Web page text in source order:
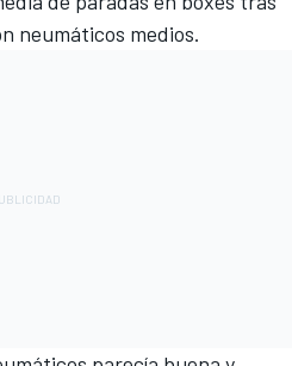
neumáticos medios.